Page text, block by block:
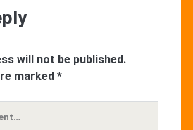
will not be published.
marked *